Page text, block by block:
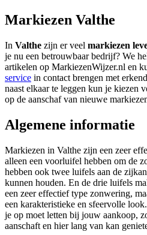
Markiezen Valthe
In Valthe zijn er veel markiezen
je nu een betrouwbaar bedrijf? We
artikelen op MarkiezenWijzer.nl en
service in contact brengen met
naast elkaar te leggen kun je kiezen
op de aanschaf van nieuwe
Algemene informatie
Markiezen in Valthe zijn een zeer
alleen een voorluifel hebben om de
hebben ook twee luifels aan de
kunnen houden. En de drie luifels
een zeer effectief type zonwering,
een karakteristieke en sfeervolle
je op moet letten bij jouw aankoop,
aanschaft en hier lang van kan